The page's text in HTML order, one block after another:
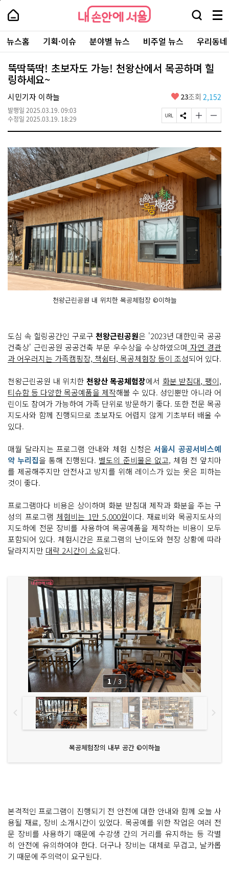
본
로
가
내
손
안
에
서
울
-
서
울
시
대
표
소
통
포
내
손
에
울
검
창
열
기
메
뉴
전
체
보
주
요
서
뉴스홈 기획·이슈 분야별 뉴스 비주얼 뉴스 우리동
뚝딱뚝딱! 초보자도 가능! 천왕산에서 목공하며 힐
링하세요~
시민기자 이하늘
발행일 2025.03.19. 09:03
수정일 2025.03.19. 18:29
좋
요
23조회 2,152
페
이
U
R
복
사
S
N
공
유
하
기
글
자
기
크
게
변
경
글
자
기
작
게
변
경
하
천왕근린공원 내 위치한 목공체험장 ©이하늘
도심 속 힐링공간인 구로구천왕근린공원은 '2023년 대한민국 공공
건축상' 근린공원 공공건축 부문 우수상을 수상하였으며 자연 경관
과 어우러지는 가족캠핑장, 책쉼터, 목공체험장 등이 조성되어 있다.
천왕근린공원 내 위치한 천왕산 목공체험장에서 화분 받침대, 팽이,
티슈함 등 다양한 목공예품을 제작해볼 수 있다. 성인뿐만 아니라 어
린이도 참여가 가능하여 가족 단위로 방문하기 좋다. 또한 전문 목공
지도사와 함께 진행되므로 초보자도 어렵지 않게 기초부터 배울 수
있다.
매월 달라지는 프로그램 안내와 체험 신청은서울시 공공서비스예
약 누리집을 통해 진행된다. 별도의 준비물은 없고, 체험 전 앞치마
를 제공해주지만 안전사고 방지를 위해 레이스가 있는 옷은 피하는
것이 좋다.
프로그램마다 비용은 상이하며 화분 받침대 제작과 화분을 주는 구
성의 프로그램 체험비는 1만 5,000원이다. 재료비와 목공지도사의
지도하에 전문 장비를 사용하여 목공예품을 제작하는 비용이 모두
포함되어 있다. 체험시간은 프로그램의 난이도와 현장 상황에 따라
달라지지만 대략 2시간이 소요된다.
목공체험장의 내부 공간 ©이하늘
1 / 3
본격적인 프로그램이 진행되기 전 안전에 대한 안내와 함께 오늘 사
용될 재료, 장비 소개시간이 있었다. 목공예를 위한 작업은 여러 전
문 장비를 사용하기 때문에 수강생 간의 거리를 유지하는 등 각별
히 안전에 유의하여야 한다. 더구나 장비는 대체로 무겁고, 날카롭
기 때문에 주의력이 요구된다.
페
상
단
로